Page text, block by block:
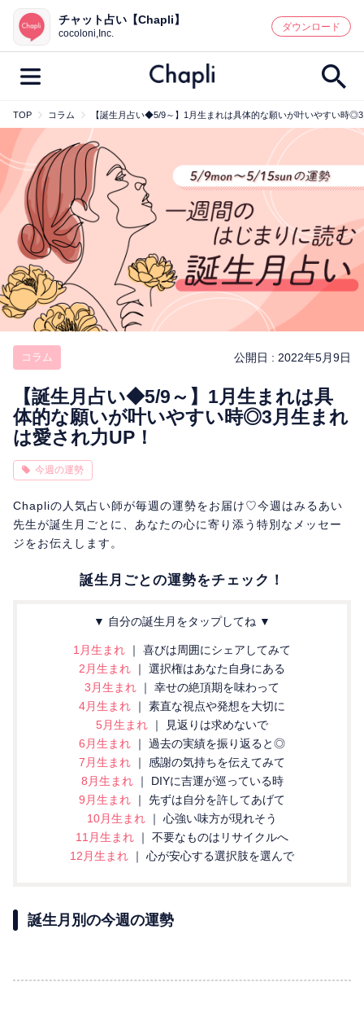
鑑定記事・占い師検索
最新記事一覧
人気記事一覧
カテゴリー別
鑑定 占い師 キャンペーン
キーワード別
彼の気持ち 恋の行方
今週の運勢 彼氏 片思い 結婚
相性
チャット占い【Chapli】
cocoloni,Inc.
ダウンロード
TOP コラム 【誕生月占い◆5/9～】1月生まれは具体的な願いが叶いやすい時
コラム 公開日 : 2022年5月9日
【誕生月占い◆5/9～】1月生まれは具
体的な願いが叶いやすい時◎3月生まれ
は愛され力UP！
今週の運勢
Chapliの人気占い師が毎週の運勢をお届け♡今週はみるあい
先生が誕生月ごとに、あなたの心に寄り添う特別なメッセー
ジをお伝えします。
誕生月ごとの運勢をチェック！
▼ 自分の誕生月をタップしてね ▼
1月生まれ
｜ 喜びは周囲にシェアしてみて
2月生まれ
｜ 選択権はあなた自身にある
3月生まれ
｜ 幸せの絶頂期を味わって
4月生まれ
｜ 素直な視点や発想を大切に
5月生まれ
｜ 見返りは求めないで
6月生まれ
｜ 過去の実績を振り返ると◎
7月生まれ
｜ 感謝の気持ちを伝えてみて
8月生まれ
｜ DIYに吉運が巡っている時
9月生まれ
｜ 先ずは自分を許してあげて
10月生まれ
｜ 心強い味方が現れそう
11月生まれ
｜ 不要なものはリサイクルへ
12月生まれ
｜ 心が安心する選択肢を選んで
誕生月別の今週の運勢